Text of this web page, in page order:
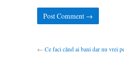
← Ce faci când ai bani dar nu vrei